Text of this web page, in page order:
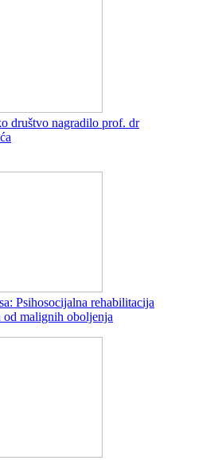
društvo nagradilo prof. dr
Psihosocijalna rehabilitacija
od malignih oboljenja